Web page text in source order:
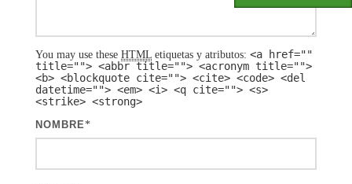
You may use these HTML etiquetas y atributos: <a href=""
title=""> <abbr title=""> <acronym title="">
<b> <blockquote cite=""> <cite> <code> <del
datetime=""> <em> <i> <q cite=""> <s>
<strike> <strong>
NOMBRE*